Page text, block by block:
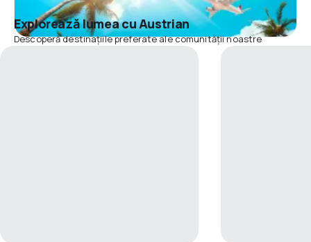
Explorează lumea cu Austrian
Descoperă destinațiile preferate ale comunității noastre